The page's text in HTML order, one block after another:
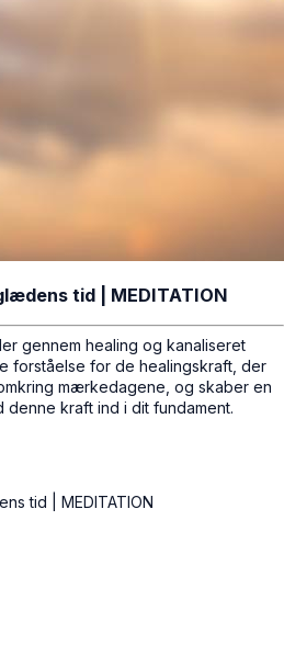
tid | MEDITATION
gennem healing og kanaliseret
forståelse for de healingskraft, der
mærkedagene, og skaber en
kraft ind i dit fundament.
tid | MEDITATION